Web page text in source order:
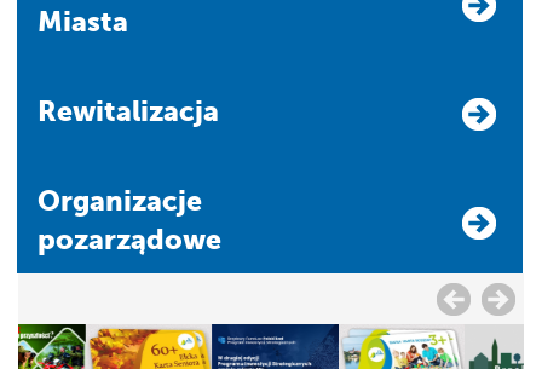
Miasta
Rewitalizacja
Organizacje
pozarządowe